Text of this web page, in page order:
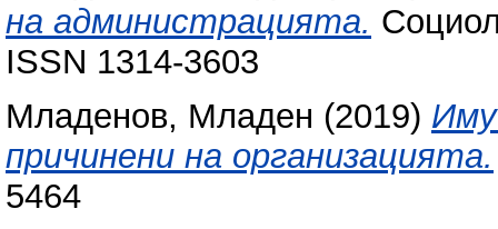
на администрацията.
ISSN 1314-3603
Младенов, Младен (2019)
причинени на организацията.
5464